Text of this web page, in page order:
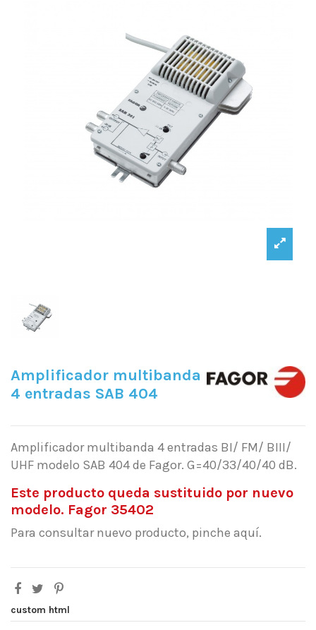
Amplificador multibanda
4 entradas SAB 404
Amplificador multibanda 4 entradas BI/ FM/ BIII/
UHF modelo SAB 404 de Fagor. G=40/33/40/40 dB.
Este producto queda sustituido por nuevo
modelo. Fagor 35402
Para consultar nuevo producto, pinche aquí.
custom html